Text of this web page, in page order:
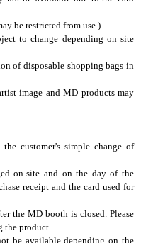
be restricted from use.)
to change depending on site
of disposable shopping bags in
image and MD products may
customer's simple change of
on-site and on the day of the
receipt and the card used for
the MD booth is closed. Please
the product.
be available depending on the